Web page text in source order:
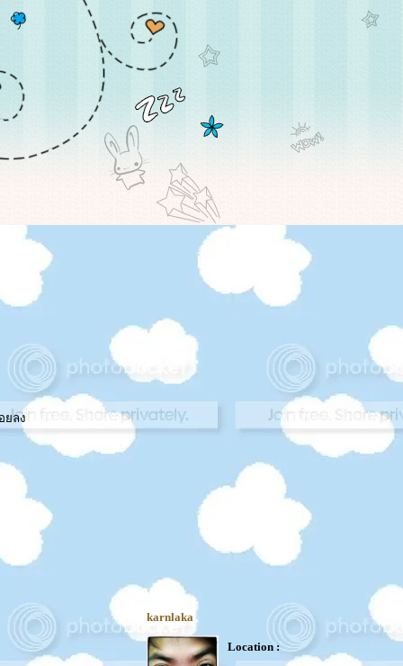
ยลง
karnlaka
Location :